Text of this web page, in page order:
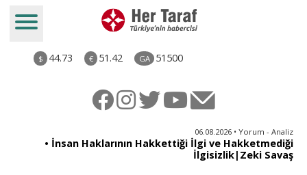
$ 44.73 € 51.42 GA 51500
06.08.2026 • Yorum - Analiz
• İnsan Haklarının Hakkettiği İlgi ve Hakketmediği
İlgisizlik|Zeki Savaş